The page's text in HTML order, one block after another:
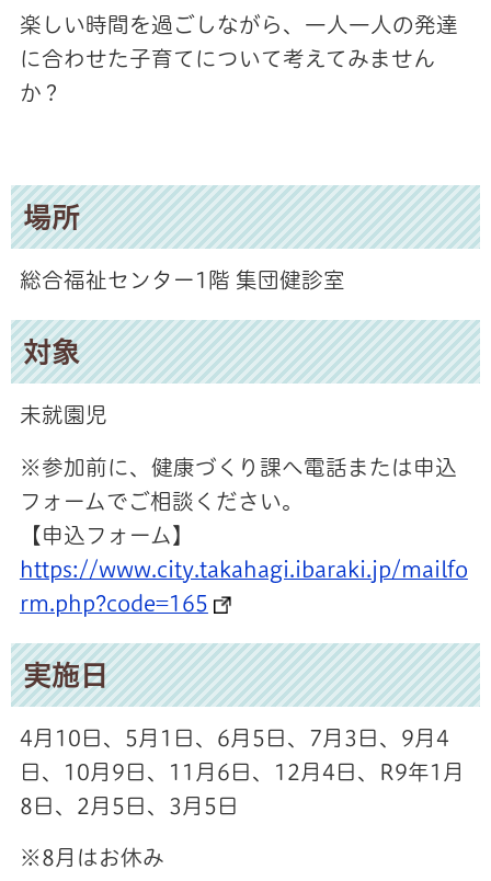
楽しい時間を過ごしながら、一人一人の発達
に合わせた子育てについて考えてみません
か？
場所
総合福祉センター1階 集団健診室
対象
未就園児
※参加前に、健康づくり課へ電話または申込
フォームでご相談ください。
【申込フォーム】
https://www.city.takahagi.ibaraki.jp/mailfo
rm.php?code=165
実施日
4月10日、5月1日、6月5日、7月3日、9月4
日、10月9日、11月6日、12月4日、R9年1月
8日、2月5日、3月5日
※8月はお休み